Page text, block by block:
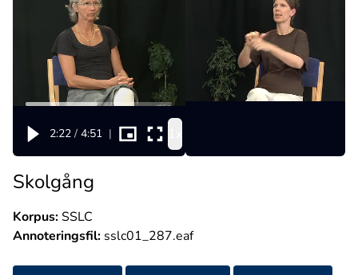
2:22 / 4:51 |
Skolgång
Korpus:SSLC
Annoteringsfil: sslc01_287.eaf